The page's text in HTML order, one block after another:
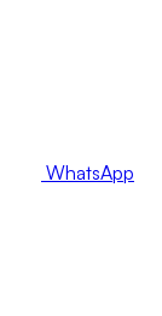
WhatsApp